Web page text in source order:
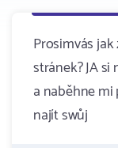
Prosimvás
stránek? JA
a naběhne
najít swůj